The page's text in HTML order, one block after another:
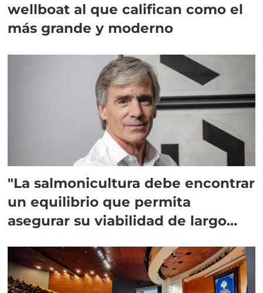
wellboat al que califican como el
más grande y moderno
"La salmonicultura debe encontrar
un equilibrio que permita
asegurar su viabilidad de largo